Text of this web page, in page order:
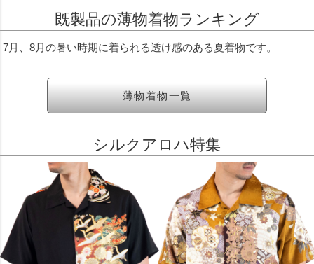
既製品の薄物着物ランキング
7月、8月の暑い時期に着られる透け感のある夏着物です。
薄物着物一覧
シルクアロハ特集